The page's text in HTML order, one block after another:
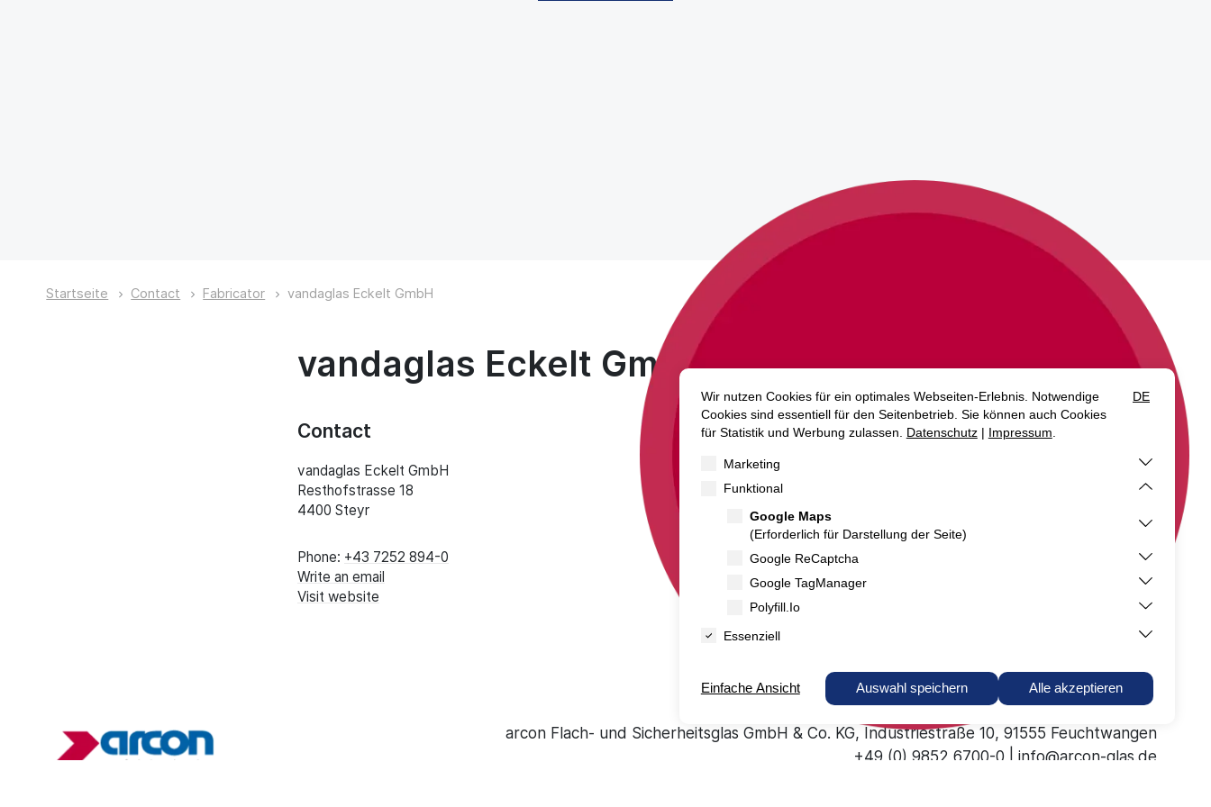
Startseite Contact Fabricator vandaglas Eckelt GmbH
vandaglas Eckelt GmbH
Contact
vandaglas Eckelt GmbH
Resthofstrasse 18
4400 Steyr
Phone: +43 7252 894-0
Write an email
Visit website
arcon Flach- und Sicherheitsglas GmbH & Co. KG Industriestraße 10 91555 Feuchtwangen
+49 (0) 9852 6700-0
info@arcon-glas.de